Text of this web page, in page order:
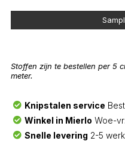
Stoffen zijn te bestellen per 5
meter.
Knipstalen service
Winkel in Mierlo Woe-
Snelle levering 2-5